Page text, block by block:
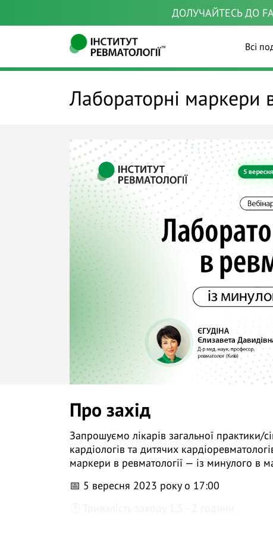
ДОЛУЧАЙТЕСЬ ДО
Всі
Лабораторні маркери
Про захід
Запрошуємо лікарів загальної практики/
кардіологів та дитячих
маркери в ревматології — із минулого в
📅 5 вересня 2023 року о 17:00